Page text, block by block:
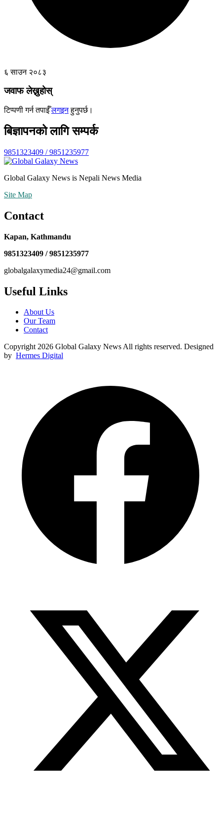
६ साउन २०८३
जवाफ लेख्नुहोस्
टिप्पणी गर्न तपाईँलगइनहुनुपर्छ।
बिज्ञापनको लागि सम्पर्क
9851323409 / 9851235977
Global Galaxy News is Nepali News Media
Site Map
Contact
Kapan, Kathmandu
9851323409 / 9851235977
globalgalaxymedia24@gmail.com
Useful Links
About Us
Our Team
Contact
Copyright 2026 Global Galaxy News All rights reserved. Designed
by Hermes Digital